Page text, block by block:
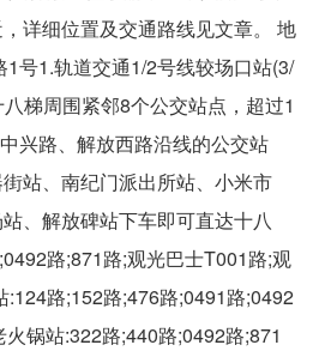
详细位置及交通路线见文章。 地
号1.轨道交通1/2号线较场口站(3/
梯周围紧邻8个公交站点，超过1
兴路、解放西路沿线的公交站
站、南纪门派出所站、小米市
、解放碑站下车即可直达十八
路;871路;观光巴士T001路;观
路;152路;476路;0491路;0492
火锅站:322路;440路;0492路;871